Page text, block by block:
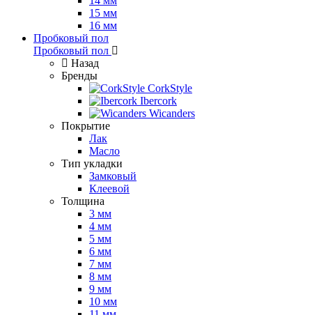
15 мм
16 мм
Пробковый пол
Пробковый пол
Назад
Бренды
CorkStyle
Ibercork
Wicanders
Покрытие
Лак
Масло
Тип укладки
Замковый
Клеевой
Толщина
3 мм
4 мм
5 мм
6 мм
7 мм
8 мм
9 мм
10 мм